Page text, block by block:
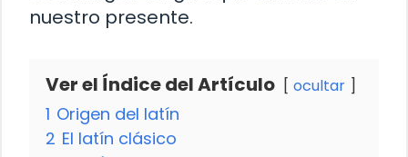
nuestro presente.
Ver el Índice del Artículo ocultar
1 Origen del latín
2 El latín clásico